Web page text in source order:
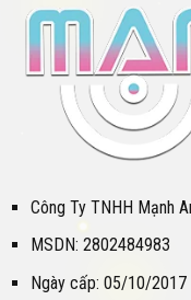
Công Ty TNHH Mạnh
MSDN: 2802484983
Ngày cấp: 05/10/2017